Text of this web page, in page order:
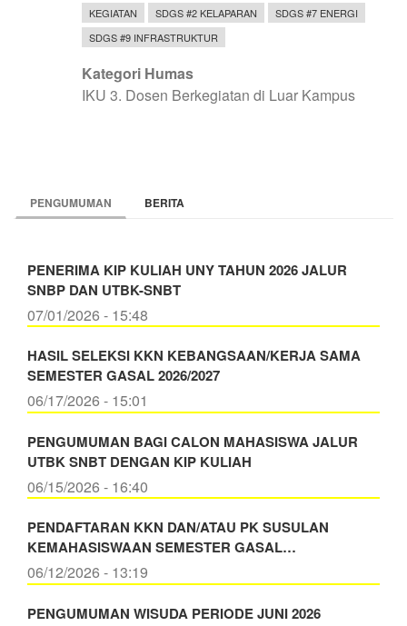
KEGIATAN SDGS #2 KELAPARAN
SDGS #7 ENERGI
SDGS #9 INFRASTRUKTUR
Kategori Humas
IKU 3. Dosen Berkegiatan di Luar Kampus
PENGUMUMAN BERITA
PENERIMA KIP KULIAH UNY TAHUN 2026 JALUR
SNBP DAN UTBK-SNBT
07/01/2026 - 15:48
HASIL SELEKSI KKN KEBANGSAAN/KERJA SAMA
SEMESTER GASAL 2026/2027
06/17/2026 - 15:01
PENGUMUMAN BAGI CALON MAHASISWA JALUR
UTBK SNBT DENGAN KIP KULIAH
06/15/2026 - 16:40
PENDAFTARAN KKN DAN/ATAU PK SUSULAN
KEMAHASISWAAN SEMESTER GASAL…
06/12/2026 - 13:19
PENGUMUMAN WISUDA PERIODE JUNI 2026